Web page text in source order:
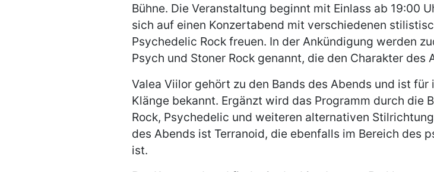
Bühne. Die Veranstaltung beginnt mit Einlass ab 19:00
sich auf einen Konzertabend mit verschiedenen
Psychedelic Rock freuen. In der Ankündigung werden
Psych und Stoner Rock genannt, die den Charakter des
Valea Viilor gehört zu den Bands des Abends und ist
Klänge bekannt. Ergänzt wird das Programm durch die
Rock, Psychedelic und weiteren alternativen
des Abends ist Terranoid, die ebenfalls im Bereich des
ist.